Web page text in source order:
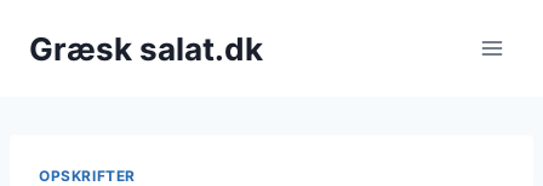
Græsk salat.dk
OPSKRIFTER